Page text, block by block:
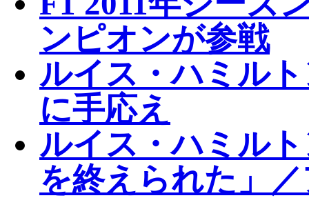
ンピオンが参戦
ルイス・ハミル
に手応え
ルイス・ハミル
を終えられた」